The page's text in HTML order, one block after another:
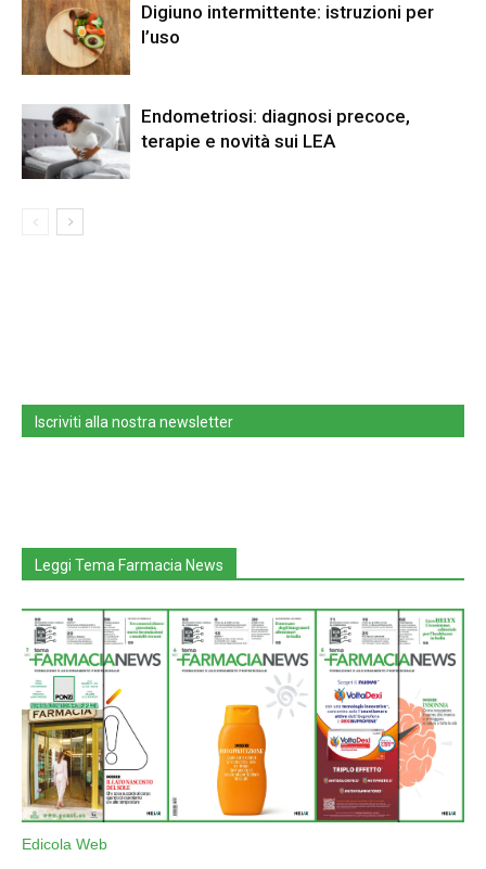
Digiuno intermittente: istruzioni per
l’uso
Endometriosi: diagnosi precoce,
terapie e novità sui LEA
Iscriviti alla nostra newsletter
Leggi Tema Farmacia News
Edicola Web